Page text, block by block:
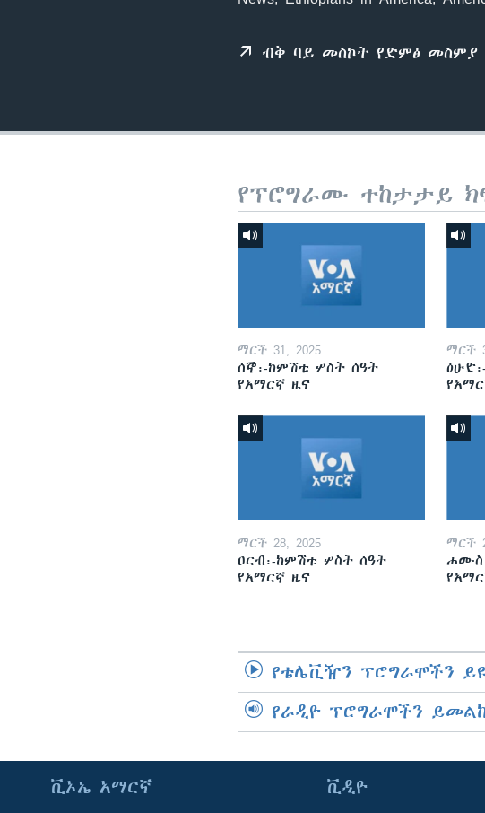
ብቅ ባይ መስኮት የድምፅ መስምያ
የፕሮግራሙ ተከታታይ
ማርች 31, 2025
ሰኞ፡-ከምሽቱ ሦስት ሰዓት
የአማርኛ ዜና
ማርች
ማርች 28, 2025
ዐርብ፡-ከምሽቱ ሦስት ሰዓት
የአማርኛ ዜና
ማርች
የቴሌቪዥን ፕሮግራሞችን
የራዲዮ ፕሮግራሞችን
ቪኦኤ አማርኛ ቪዲዮ